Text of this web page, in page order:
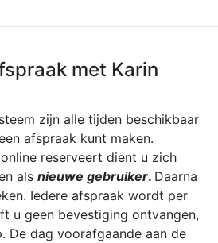
met Karin
zijn alle tijden beschikbaar
afspraak kunt maken.
reserveert dient u zich
als nieuwe gebruiker. Daarna
Iedere afspraak wordt per
u geen bevestiging ontvangen,
De dag voorafgaande aan de